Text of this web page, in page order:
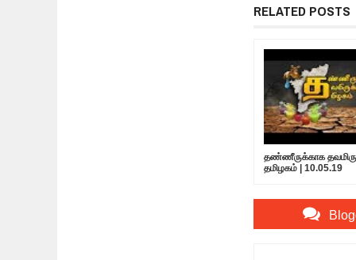
RELATED POSTS
தண்ணீருக்காக
தமிழகம் | 10.05.19